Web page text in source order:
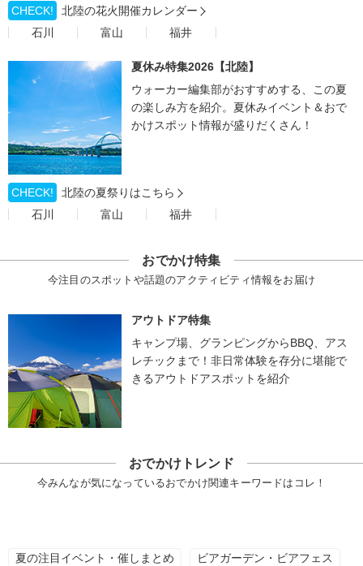
CHECK!
北陸の花火開催カレンダー
石川
富山 福井
夏休み特集2026【北陸】
ウォーカー編集部がおすすめする、この夏
の楽しみ方を紹介。夏休みイベント＆おで
かけスポット情報が盛りだくさん！
CHECK!
北陸の夏祭りはこちら
石川
富山 福井
おでかけ特集
今注目のスポットや話題のアクティビティ情報をお届け
アウトドア特集
キャンプ場、グランピングからBBQ、アス
レチックまで！非日常体験を存分に堪能で
きるアウトドアスポットを紹介
おでかけトレンド
今みんなが気になっているおでかけ関連キーワードはコレ！
夏の注目イベント・催しまとめ ビアガーデン・ビアフェス